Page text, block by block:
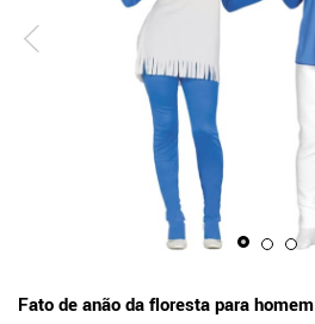
Fato de anão da floresta para homem